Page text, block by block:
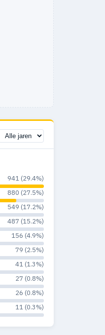
941 (29.4%)
880 (27.5%)
549 (17.2%)
487 (15.2%)
156 (4.9%)
79 (2.5%)
41 (1.3%)
27 (0.8%)
26 (0.8%)
11 (0.3%)